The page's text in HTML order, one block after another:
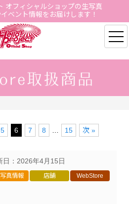
オフィシャルショップの生写真
ベント情報をお届けします！
Hello Project Official
5 6 7 8 15 次 »
日： 2026年4月15日
真情報 店舗 WebStore